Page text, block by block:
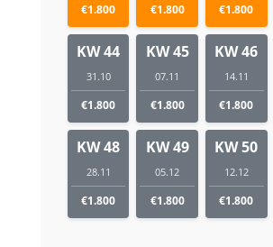
€1.800 €1.800 €1.800
KW 44
31.10
€1.800
KW 45
07.11
€1.800
KW 46
14.11
€1.800
KW 48
28.11
€1.800
KW 49
05.12
€1.800
KW 50
12.12
€1.800